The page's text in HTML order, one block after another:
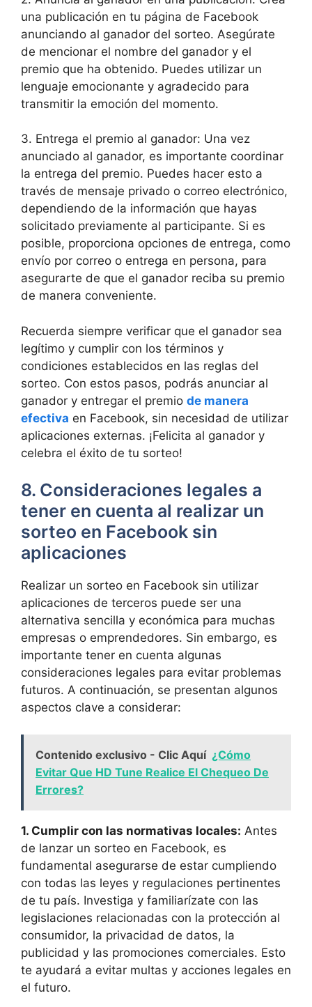
una publicación en tu página de Facebook
anunciando al ganador del sorteo. Asegúrate
de mencionar el nombre del ganador y el
premio que ha obtenido. Puedes utilizar un
lenguaje emocionante y agradecido para
transmitir la emoción del momento.
3. Entrega el premio al ganador: Una vez
anunciado al ganador, es importante coordinar
la entrega del premio. Puedes hacer esto a
través de mensaje privado o correo electrónico,
dependiendo de la información que hayas
solicitado previamente al participante. Si es
posible, proporciona opciones de entrega, como
envío por correo o entrega en persona, para
asegurarte de que el ganador reciba su premio
de manera conveniente.
Recuerda siempre verificar que el ganador sea
legítimo y cumplir con los términos y
condiciones establecidos en las reglas del
sorteo. Con estos pasos, podrás anunciar al
ganador y entregar el premio de manera
efectiva en Facebook, sin necesidad de utilizar
aplicaciones externas. ¡Felicita al ganador y
celebra el éxito de tu sorteo!
8. Consideraciones legales a
tener en cuenta al realizar un
sorteo en Facebook sin
aplicaciones
Realizar un sorteo en Facebook sin utilizar
aplicaciones de terceros puede ser una
alternativa sencilla y económica para muchas
empresas o emprendedores. Sin embargo, es
importante tener en cuenta algunas
consideraciones legales para evitar problemas
futuros. A continuación, se presentan algunos
aspectos clave a considerar:
Contenido exclusivo - Clic Aquí ¿Cómo
Evitar Que HD Tune Realice El Chequeo De
Errores?
1. Cumplir con las normativas locales: Antes
de lanzar un sorteo en Facebook, es
fundamental asegurarse de estar cumpliendo
con todas las leyes y regulaciones pertinentes
de tu país. Investiga y familiarízate con las
legislaciones relacionadas con la protección al
consumidor, la privacidad de datos, la
publicidad y las promociones comerciales. Esto
te ayudará a evitar multas y acciones legales en
el futuro.